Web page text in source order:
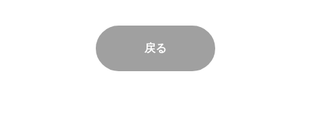
戻る